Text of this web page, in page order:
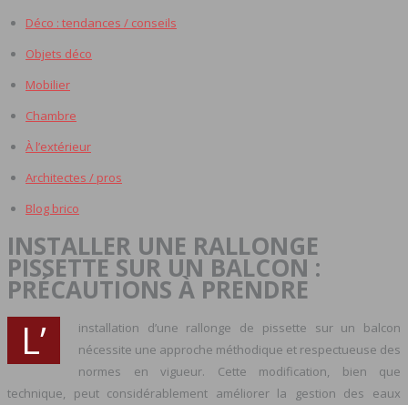
Déco : tendances / conseils
Objets déco
Mobilier
Chambre
À l’extérieur
Architectes / pros
Blog brico
INSTALLER UNE RALLONGE
PISSETTE SUR UN BALCON :
PRÉCAUTIONS À PRENDRE
L’
installation d’une rallonge de pissette sur un balcon
nécessite une approche méthodique et respectueuse des
normes en vigueur. Cette modification, bien que
technique, peut considérablement améliorer la gestion des eaux